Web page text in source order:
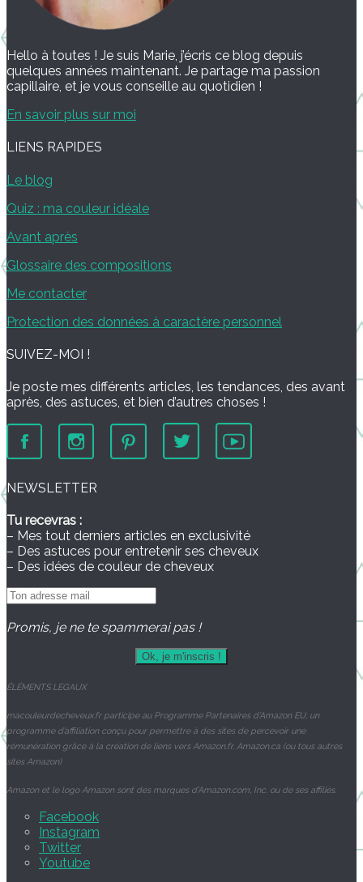
Hello à toutes ! Je suis Marie, j’écris ce blog depuis
quelques années maintenant. Je partage ma passion
capillaire, et je vous conseille au quotidien !
En savoir plus sur moi
LIENS RAPIDES
Le blog
Quiz : ma couleur idéale
Avant après
Glossaire des compositions
Me contacter
Protection des données à caractère personnel
SUIVEZ-MOI !
Je poste mes différents articles, les tendances, des avant
après, des astuces, et bien d’autres choses !
NEWSLETTER
Tu recevras :
– Mes tout derniers articles en exclusivité
– Des astuces pour entretenir ses cheveux
– Des idées de couleur de cheveux
Promis, je ne te spammerai pas !
ÉLÉMENTSLEGAUX
macouleurdecheveux.fr participe au Programme Partenaires d’Amazon EU, un
programme d’affiliation conçu pour permettre à des sites de percevoir une
rémunération grâce à la création de liens vers Amazon.fr, Amazon.ca (ou tous autres
sites Amazon)
Amazon et le logo Amazon sont des marques d’Amazon.com, Inc. ou de ses affiliés.
Facebook
Instagram
Twitter
Youtube